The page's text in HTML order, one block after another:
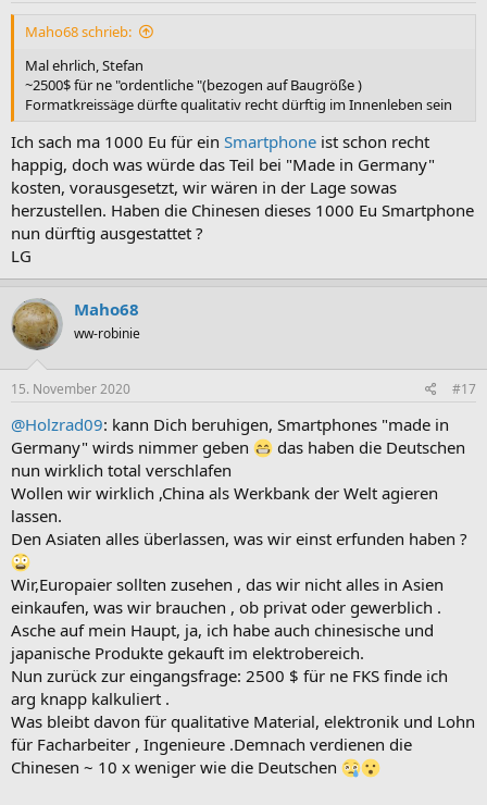
Maho68 schrieb:
Mal ehrlich, Stefan
~2500$ für ne "ordentliche "(bezogen auf Baugröße )
Formatkreissäge dürfte qualitativ recht dürftig im Innenleben sein
Ich sach ma 1000 Eu für ein Smartphone ist schon recht
happig, doch was würde das Teil bei "Made in Germany"
kosten, vorausgesetzt, wir wären in der Lage sowas
herzustellen. Haben die Chinesen dieses 1000 Eu Smartphone
nun dürftig ausgestattet ?
LG
Maho68
ww-robinie
15. November 2020 #17
@Holzrad09: kann Dich beruhigen, Smartphones "made in
Germany" wirds nimmer geben
das haben die Deutschen
nun wirklich total verschlafen
Wollen wir wirklich ,China als Werkbank der Welt agieren
lassen.
Den Asiaten alles überlassen, was wir einst erfunden haben ?
Wir,Europaier sollten zusehen , das wir nicht alles in Asien
einkaufen, was wir brauchen , ob privat oder gewerblich .
Asche auf mein Haupt, ja, ich habe auch chinesische und
japanische Produkte gekauft im elektrobereich.
Nun zurück zur eingangsfrage: 2500 $ für ne FKS finde ich
arg knapp kalkuliert .
Was bleibt davon für qualitative Material, elektronik und Lohn
für Facharbeiter , Ingenieure .Demnach verdienen die
Chinesen ~ 10 x weniger wie die Deutschen